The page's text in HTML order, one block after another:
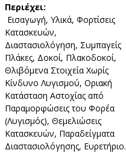
Περιέχει:
Εισαγωγή, Υλικά, Φορτίσεις
Κατασκευών,
Διαστασιολόγηση, Συμπαγείς
Πλάκες, Δοκοί, Πλακοδοκοί,
Θλιβόμενα Στοιχεία Χωρίς
Κίνδυνο Λυγισμού, Οριακή
Κατάσταση Αστοχίας από
Παραμορφώσεις του Φορέα
(Λυγισμός), Θεμελιώσεις
Κατασκευών, Παραδείγματα
Διαστασιολόγησης, Ευρετήριο.